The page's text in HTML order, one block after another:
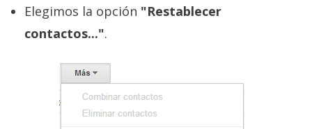
(CC) 2006-
2026.Algunos
derechos
Elegimos la opción "Restablecer
contactos...".